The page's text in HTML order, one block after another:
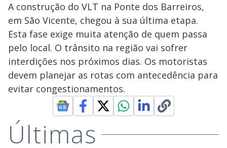
A construção do VLT na Ponte dos Barreiros,
em São Vicente, chegou à sua última etapa.
Esta fase exige muita atenção de quem passa
pelo local. O trânsito na região vai sofrer
interdições nos próximos dias. Os motoristas
devem planejar as rotas com antecedência para
evitar congestionamentos.
Últimas